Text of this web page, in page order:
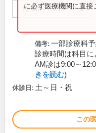
12:30～15:30 ●
に必ず医療機関に直接
備考: 一部診療科予
診療時間は科目に
AM診は9:00～
きを読む)
休診日: 土～日・祝
この